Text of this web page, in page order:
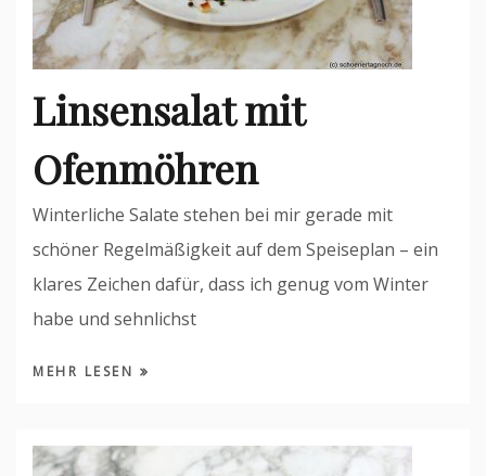
Linsensalat mit
Ofenmöhren
Winterliche Salate stehen bei mir gerade mit
schöner Regelmäßigkeit auf dem Speiseplan – ein
klares Zeichen dafür, dass ich genug vom Winter
habe und sehnlichst
MEHR LESEN